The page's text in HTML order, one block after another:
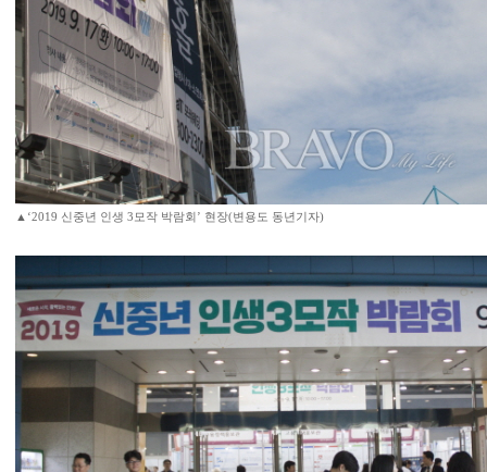
▲‘2019 신중년 인생 3모작 박람회’ 현장(변용도 동년기자)